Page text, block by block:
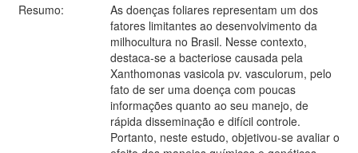
Resumo:
As doenças foliares representam um dos
fatores limitantes ao desenvolvimento da
milhocultura no Brasil. Nesse contexto,
destaca-se a bacteriose causada pela
Xanthomonas vasicola pv. vasculorum, pelo
fato de ser uma doença com poucas
informações quanto ao seu manejo, de
rápida disseminação e difícil controle.
Portanto, neste estudo, objetivou-se avaliar o